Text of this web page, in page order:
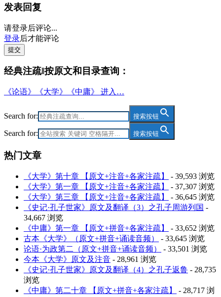
发表回复
请登录后评论...
登录后才能评论
提交
经典注疏‖按原文和目录查询：
《论语》《大学》《中庸》 进入…
Search for: 搜索按钮
Search for: 搜索按钮
热门文章
《大学》第十章 【原文+注音+各家注疏】
- 39,593 浏览
《大学》第一章 【原文+注音+各家注疏】
- 37,307 浏览
《大学》第三章 【原文+注音+各家注疏】
- 36,645 浏览
《史记·孔子世家》原文及翻译（3）之孔子周游列国 -
34,667 浏览
《中庸》第一章 【原文+拼音+各家注疏】
- 33,652 浏览
古本《大学》（原文+拼音+诵读音频）
- 33,645 浏览
论语·为政第二（原文+拼音+诵读音频）
- 33,501 浏览
今本《大学》原文及注音 - 28,961 浏览
《史记·孔子世家》原文及翻译（4）之孔子返鲁 - 28,735
浏览
《中庸》第二十章 【原文+拼音+各家注疏】
- 28,717 浏